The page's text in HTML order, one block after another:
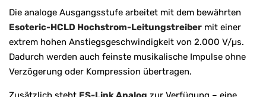
Die analoge Ausgangsstufe arbeitet mit dem bewährten
Esoteric-HCLD Hochstrom-Leitungstreiber mit einer
extrem hohen Anstiegsgeschwindigkeit von 2.000 V/µs.
Dadurch werden auch feinste musikalische Impulse ohne
Verzögerung oder Kompression übertragen.